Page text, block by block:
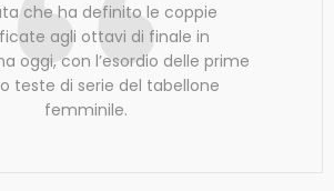
che ha definito le coppie
agli ottavi di finale in
oggi, con l’esordio delle prime
teste di serie del tabellone
femminile.